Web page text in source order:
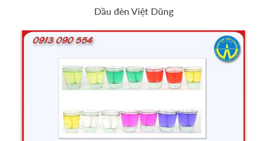
Dầu đèn Việt Dũng